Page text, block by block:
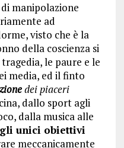
manipolazione
ad
visto che è la
della coscienza si
le paure e le
media, ed il finto
dei piaceri
dallo sport agli
dalla musica alle
gli unici obiettivi
meccanicamente